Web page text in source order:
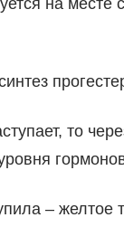
на месте
то
–